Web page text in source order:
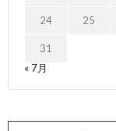
24 25
31
« 7月